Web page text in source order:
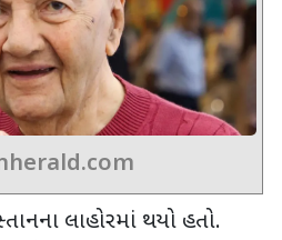
લાહોરમાં થયો હતો.